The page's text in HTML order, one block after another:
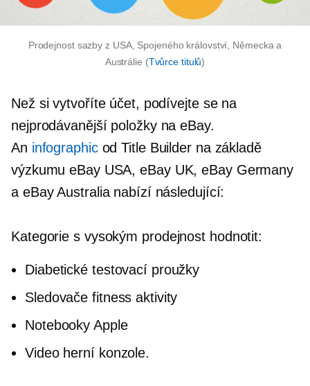
Prodejnostsazby z USA, Spojeného království, Německa a
Austrálie (Tvůrce titulů)
Než si vytvoříte účet, podívejte se na
nejprodávanější položky na eBay.
An infographicod Title Builder na základě
výzkumu eBay USA, eBay UK, eBay Germany
a eBay Australia nabízí následující:
Kategorie s vysokým prodejnost hodnotit:
Diabetické testovací proužky
Sledovače fitness aktivity
Notebooky Apple
Video herní konzole.